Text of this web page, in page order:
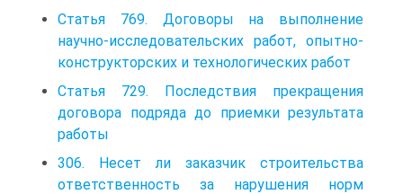
Статья 769. Договоры на выполнение
научно-исследовательских работ, опытно-
конструкторских и технологических работ
Статья 729. Последствия прекращения
договора подряда до приемки результата
работы
306. Несет ли заказчик строительства
ответственность за нарушения норм